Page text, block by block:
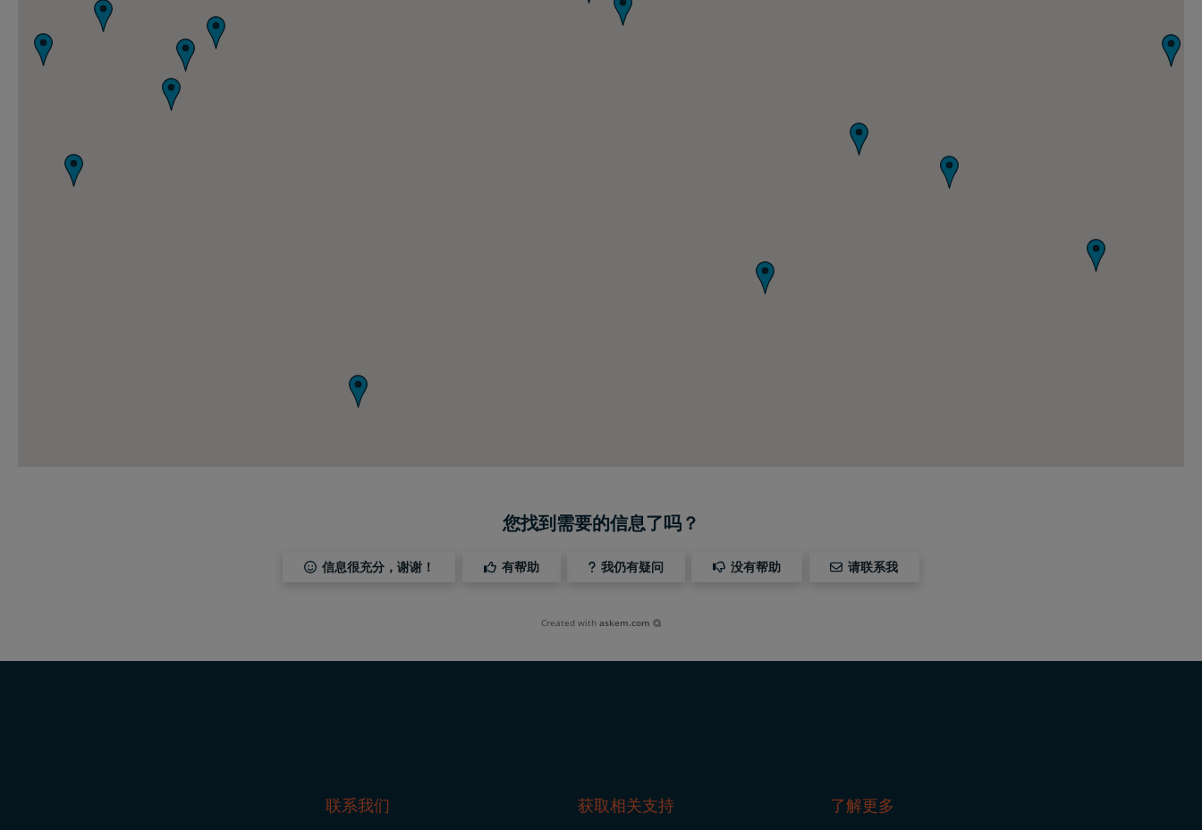
您找到需要的信息了吗？
信息很充分，谢谢！ 有帮助 我仍有疑问 没有帮助 请联系我
Created withaskem.com
联系我们 获取相关支持 了解更多